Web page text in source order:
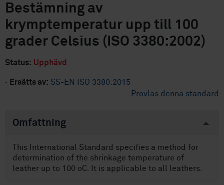
Bestämning av
krymptemperatur upp till 100
grader Celsius (ISO 3380:2002)
Status: Upphävd
· Ersätts av: SS-EN ISO 3380:2015
Provläs denna standard
Omfattning
This International Standard specifies a method for
determination of the shrinkage temperature of
leather up to 100 oC. It is applicable to all leathers.